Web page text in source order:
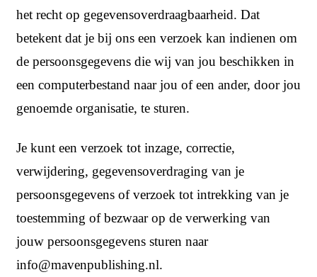
het recht op gegevensoverdraagbaarheid. Dat
betekent dat je bij ons een verzoek kan indienen om
de persoonsgegevens die wij van jou beschikken in
een computerbestand naar jou of een ander, door jou
genoemde organisatie, te sturen.
Je kunt een verzoek tot inzage, correctie,
verwijdering, gegevensoverdraging van je
persoonsgegevens of verzoek tot intrekking van je
toestemming of bezwaar op de verwerking van
jouw persoonsgegevens sturen naar
info@mavenpublishing.nl.